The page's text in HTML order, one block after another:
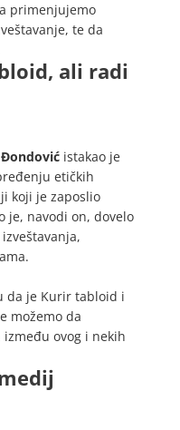
primenjujemo
te da
ali radi
istakao je
etičkih
koji je zaposlio
je, navodi on, dovelo
da je Kurir tabloid i
možemo da
ovog i nekih